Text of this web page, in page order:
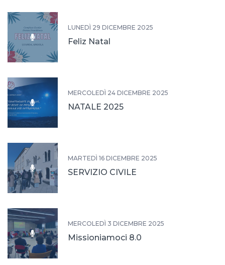
LUNEDÌ 29 DICEMBRE 2025
Feliz Natal
MERCOLEDÌ 24 DICEMBRE 2025
NATALE 2025
MARTEDÌ 16 DICEMBRE 2025
SERVIZIO CIVILE
MERCOLEDÌ 3 DICEMBRE 2025
Missioniamoci 8.0